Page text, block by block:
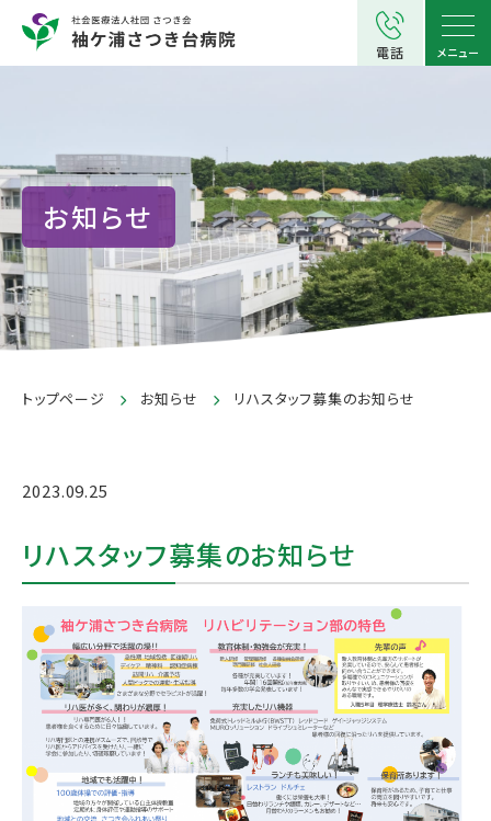
電話 メニュー
お知らせ
トップページ お知らせ リハスタッフ募集のお知らせ
2023.09.25
リハスタッフ募集のお知らせ